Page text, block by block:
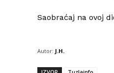
Saobraćaj na ovoj
Autor: J.H.